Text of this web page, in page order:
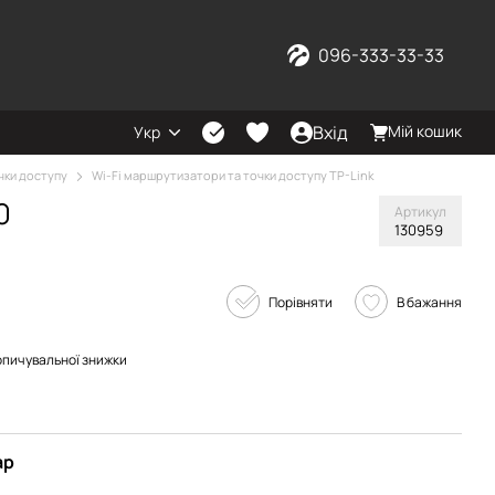
096-333-33-33
Укр Вхід Мій кошик
доступу Wi-Fi маршрутизатори та точки доступу TP-Link
Артикул
130959
Порівняти В бажання
знижки